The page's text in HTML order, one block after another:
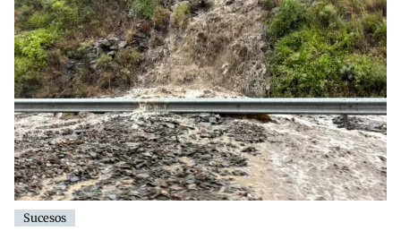
Sucesos